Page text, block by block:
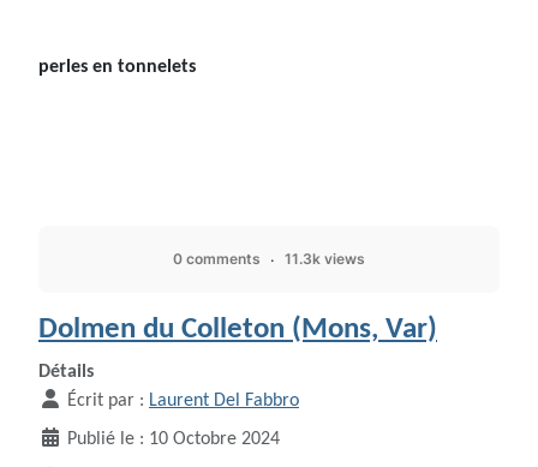
perles en tonnelets
0 comments 11.3k views
Dolmen du Colleton (Mons, Var)
Détails
Écrit par : Laurent Del Fabbro
Publié le : 10 Octobre 2024